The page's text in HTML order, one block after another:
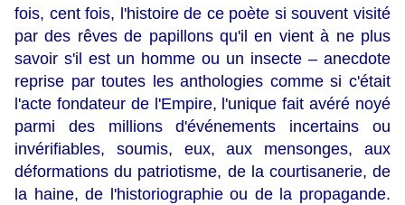
fois, cent fois, l'histoire de ce poète si souvent visité
par des rêves de papillons qu'il en vient à ne plus
savoir s'il est un homme ou un insecte – anecdote
reprise par toutes les anthologies comme si c'était
l'acte fondateur de l'Empire, l'unique fait avéré noyé
parmi des millions d'événements incertains ou
invérifiables, soumis, eux, aux mensonges, aux
déformations du patriotisme, de la courtisanerie, de
la haine, de l'historiographie ou de la propagande.